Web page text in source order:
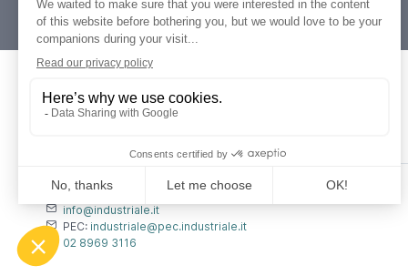
L'industriale s.r.l.
P. IVA: 12212870153
Contatti
info@industriale.it
PEC: industriale@pec.industriale.it
02 8969 3116